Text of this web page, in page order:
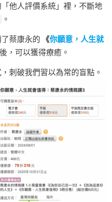
他人評價系統」裡，不斷地
。
蔡康永的 《你願意，人生就
後，可以獲得療癒。
刺破我們習以為常的盲點。